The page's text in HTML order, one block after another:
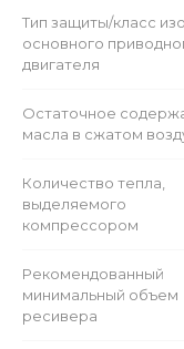
Тип защиты/класс
основного
двигателя
Остаточное
масла в сжатом
Количество тепла,
выделяемого
компрессором
Рекомендованный
минимальный объем
ресивера